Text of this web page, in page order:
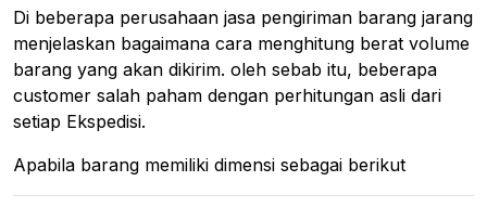
Di beberapa perusahaan jasa pengiriman barang jarang
menjelaskan bagaimana cara menghitung berat volume
barang yang akan dikirim. oleh sebab itu, beberapa
customer salah paham dengan perhitungan asli dari
setiap Ekspedisi.
Apabila barang memiliki dimensi sebagai berikut